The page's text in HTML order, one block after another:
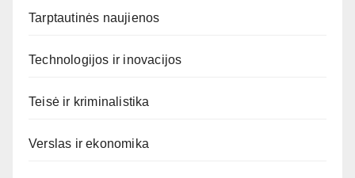
Tarptautinės naujienos
Technologijos ir inovacijos
Teisė ir kriminalistika
Verslas ir ekonomika